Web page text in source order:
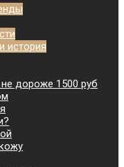
история
дороже 1500 руб